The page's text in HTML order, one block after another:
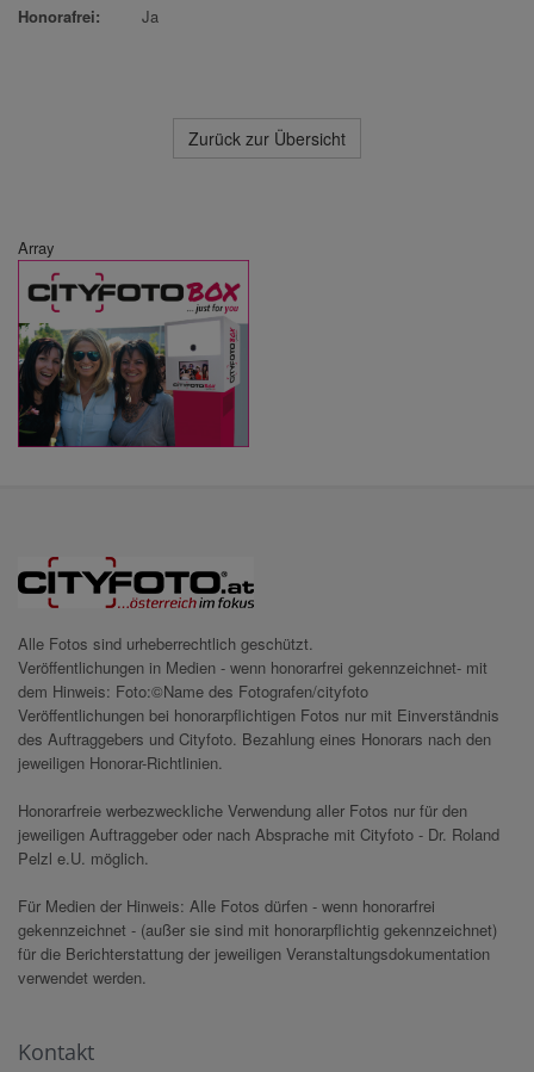
Honorafrei:
Ja
Zurück zur Übersicht
Array
Alle Fotos sind urheberrechtlich geschützt.
Veröffentlichungen in Medien - wenn honorarfrei gekennzeichnet- mit
dem Hinweis: Foto:©Name des Fotografen/cityfoto
Veröffentlichungen bei honorarpflichtigen Fotos nur mit Einverständnis
des Auftraggebers und Cityfoto. Bezahlung eines Honorars nach den
jeweiligen Honorar-Richtlinien.
Honorarfreie werbezweckliche Verwendung aller Fotos nur für den
jeweiligen Auftraggeber oder nach Absprache mit Cityfoto - Dr. Roland
Pelzl e.U. möglich.
Für Medien der Hinweis: Alle Fotos dürfen - wenn honorarfrei
gekennzeichnet - (außer sie sind mit honorarpflichtig gekennzeichnet)
für die Berichterstattung der jeweiligen Veranstaltungsdokumentation
verwendet werden.
Kontakt